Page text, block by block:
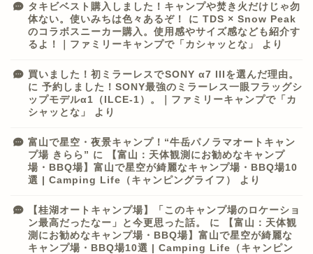
タキビベスト購入しました！キャンプや焚き火だけじゃ勿
体ない。使いみちは色々あるぞ！
に TDS × Snow Peak
のコラボスニーカー購入。使用感やサイズ感なども紹介す
るよ！｜ファミリーキャンプで「カシャッとな」
より
買いました！初ミラーレスでSONY α7 IIIを選んだ理由。
に 予約しました！SONY最強のミラーレス一眼フラッグシ
ップモデルα1（ILCE-1）。｜ファミリーキャンプで「カ
シャッとな」
より
富山で星空・夜景キャンプ！“牛岳パノラマオートキャン
プ場 きらら” に
【富山：天体観測にお勧めなキャンプ
場・BBQ場】富山で星空が綺麗なキャンプ場・BBQ場10
選 | Camping Life（キャンピングライフ）
より
【桂湖オートキャンプ場】「このキャンプ場のロケーショ
ン最高だったなー」と今更思った話。
に
【富山：天体観
測にお勧めなキャンプ場・BBQ場】富山で星空が綺麗な
キャンプ場・BBQ場10選 | Camping Life（キャンピン